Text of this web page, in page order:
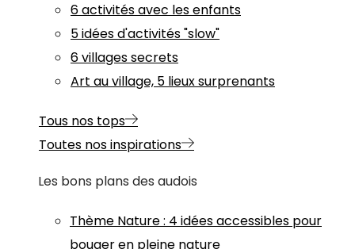
6 activités avec les enfants
5 idées d'activités "slow"
6 villages secrets
Art au village, 5 lieux surprenants
Tous nos tops
Toutes nos inspirations
Les bons plans des audois
Thème Nature: 4 idées accessibles pour
bouger en pleine nature